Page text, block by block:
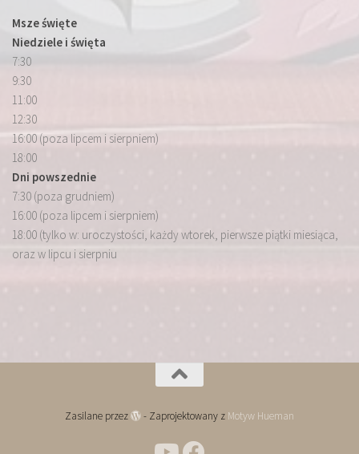
Msze święte
Niedziele i święta
7:30
9:30
11:00
12:30
16:00 (poza lipcem i sierpniem)
18:00
Dni powszednie
7:30 (poza grudniem)
16:00 (poza lipcem i sierpniem)
18:00 (tylko w: uroczystości, każdy wtorek, pierwsze piątki miesiąca,
oraz w lipcu i sierpniu
Zasilane przez - Zaprojektowany z Motyw Hueman